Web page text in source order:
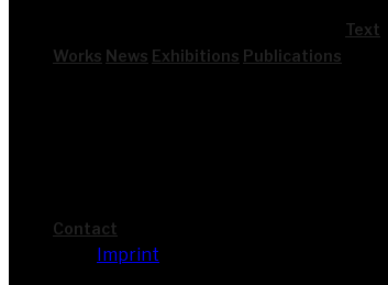
Works News Exhi­bi­ti­ons Publi­ca­ti­ons
Text
Cont­act
Imprint